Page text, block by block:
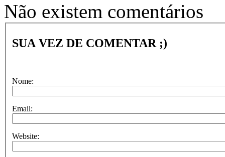
Não existem comentários
SUA VEZ DE COMENTAR ;)
Nome:
Email:
Website: